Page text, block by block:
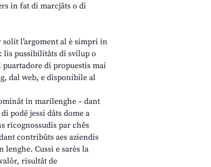
in fat di marcjâts o di
l’argoment al è simpri in
pussibilitâts di svilup o
puartadore di propuestis mai
dal web, e disponibile al
in marilenghe – dant
podê jessi dâts dome a
ricognossudis par chês
contribûts aes aziendis
Cussì e sarès la
risultât de